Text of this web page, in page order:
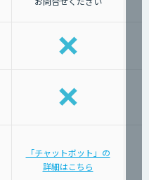
「チャットボット」の
詳細はこちら